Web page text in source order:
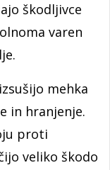
škodljivce
varen
mehka
in hranjenje.
proti
veliko škodo